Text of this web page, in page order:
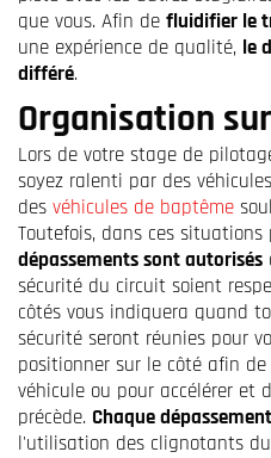
que vous. Afin de fluidifier le
une expérience de qualité, le
différé.
Organisation
Lors de votre stage de
soyez ralenti par des
des véhicules de baptême
Toutefois, dans ces situations
dépassements sont autorisés
sécurité du circuit soient
côtés vous indiquera quand
sécurité seront réunies pour
positionner sur le côté afin
véhicule ou pour accélérer et
précède. Chaque
l'utilisation des clignotants